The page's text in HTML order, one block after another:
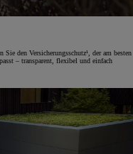
den Versicherungsschutz¹, der am besten
– transparent, flexibel und einfach